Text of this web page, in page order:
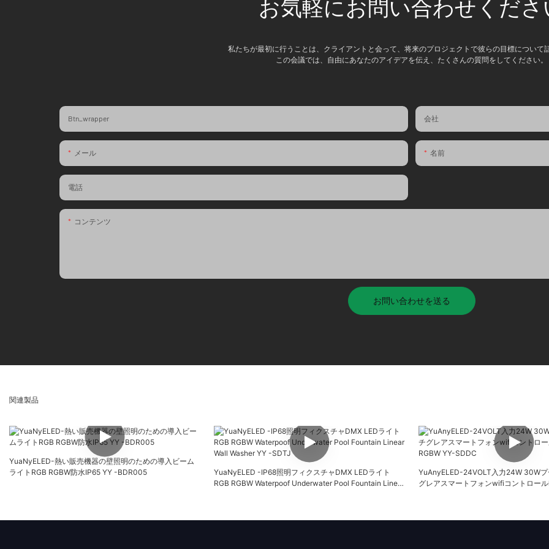
お気軽にお問い合わせくださ
私たちが最初に行うことは、クライアントと会って、将来のプロジェクトで彼らの目標について
この会議では、自由にあなたのアイデアを伝え、たくさんの質問をしてください。
Btn_wrapper 会社
メール 名前
電話
コンテンツ
お問い合わせを送る
関連製品
YuaNyELED-熱い販売機器の壁照明のための導入ビーム
ライトRGB RGBW防水IP65 YY -BDR005
YuaNyELED -IP68照明フィクスチャDMX LEDライト
RGB RGBW Waterpoof Underwater Pool Fountain Linear
YuAnyELED-24VOLT入力24W 30Wプ
グレアスマートフォンwifiコントロール